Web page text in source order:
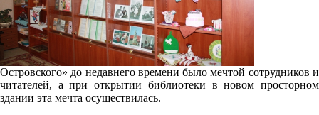
Островского» до недавнего времени было мечтой сотрудников и
читателей, а при открытии библиотеки в новом просторном
здании эта мечта осуществилась.